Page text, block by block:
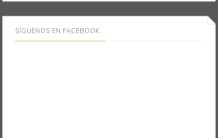
SÍGUENOS EN FACEBOOK...